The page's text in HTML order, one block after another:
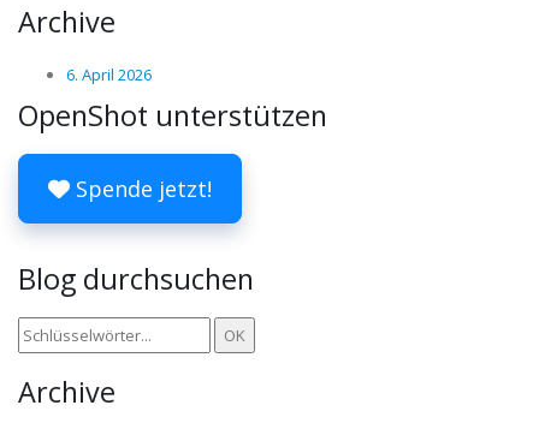
Archive
6. April 2026
OpenShot unterstützen
Spende jetzt!
Blog durchsuchen
Archive